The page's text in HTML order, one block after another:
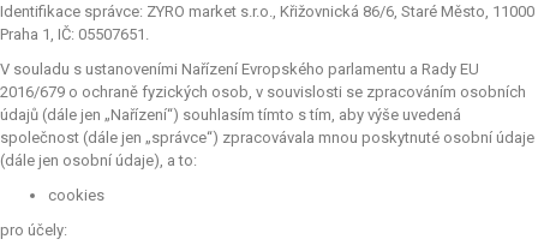
Identifikace správce: ZYRO market s.r.o., Křižovnická 86/6, Staré Město, 11000
Praha 1, IČ: 05507651.
V souladu s ustanoveními Nařízení Evropského parlamentu a Rady EU
2016/679 o ochraně fyzických osob, v souvislosti se zpracováním osobních
údajů (dále jen „Nařízení“) souhlasím tímto s tím, aby výše uvedená
společnost (dále jen „správce“) zpracovávala mnou poskytnuté osobní údaje
(dále jen osobní údaje), a to:
cookies
pro účely: